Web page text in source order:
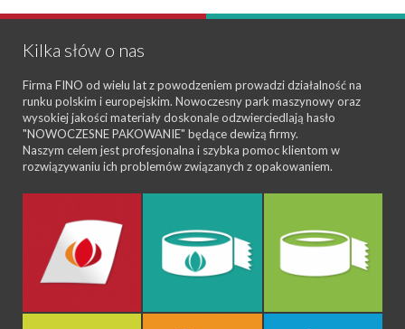
Kilka słów o nas
Firma FINO od wielu lat z powodzeniem prowadzi działalność na
runku polskim i europejskim. Nowoczesny park maszynowy oraz
wysokiej jakości materiały doskonale odzwierciedlają hasło
"NOWOCZESNE PAKOWANIE" będące dewizą firmy.
Naszym celem jest profesjonalna i szybka pomoc klientom w
rozwiązywaniu ich problemów związanych z opakowaniem.